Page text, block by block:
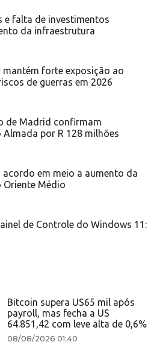
e falta de investimentos
da infraestrutura
mantém forte exposição ao
de guerras em 2026
de Madrid confirmam
por R 128 milhões
acordo em meio a aumento da
Oriente Médio
de Controle do Windows 11:
Bitcoin supera US65 mil após
payroll, mas fecha a US
64.851,42 com leve alta de 0,6%
08/08/2026 01:40